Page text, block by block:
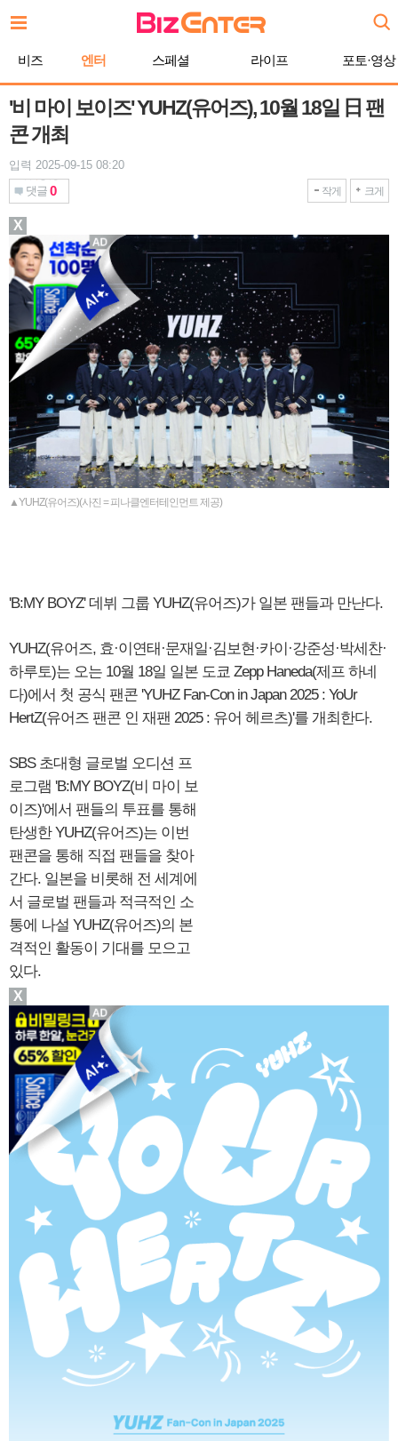
문
비즈 엔터 스페셜 라이프 포토·영상
'비 마이 보이즈' YUHZ(유어즈), 10월 18일 日 팬
콘 개최
입력 2025-09-15 08:20
댓글 0 작게 크게
▲YUHZ(유어즈)(사진 = 피나클엔터테인먼트 제공)
'B:MY BOYZ' 데뷔 그룹 YUHZ(유어즈)가 일본 팬들과 만난다.
YUHZ(유어즈, 효·이연태·문재일·김보현·카이·강준성·박세찬·
하루토)는 오는 10월 18일 일본 도쿄 Zepp Haneda(제프 하네
다)에서 첫 공식 팬콘 'YUHZ Fan-Con in Japan 2025 : YoUr
HertZ(유어즈 팬콘 인 재팬 2025 : 유어 헤르츠)'를 개최한다.
SBS 초대형 글로벌 오디션 프
로그램 'B:MY BOYZ(비 마이 보
이즈)'에서 팬들의 투표를 통해
탄생한 YUHZ(유어즈)는 이번
팬콘을 통해 직접 팬들을 찾아
간다. 일본을 비롯해 전 세계에
서 글로벌 팬들과 적극적인 소
통에 나설 YUHZ(유어즈)의 본
격적인 활동이 기대를 모으고
있다.
X
X